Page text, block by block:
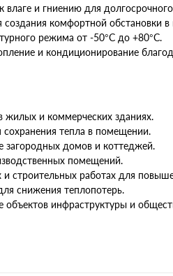
влаге и гниению для
создания комфортной обстановки
режима от -50°C до +80°C.
и кондиционирование
жилых и коммерческих зданиях.
тепла в помещении.
загородных домов и коттеджей.
помещений.
строительных работах для
снижения теплопотерь.
объектов инфраструктуры и